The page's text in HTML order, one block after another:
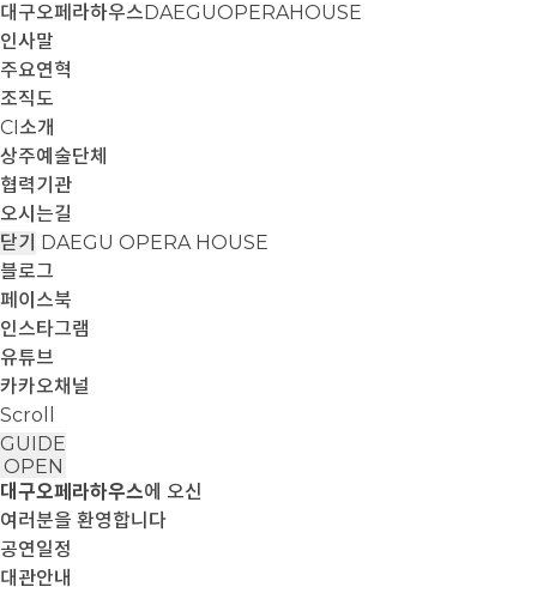
대구오페라하우스DAEGUOPERAHOUSE
인사말
주요연혁
조직도
CI소개
상주예술단체
협력기관
오시는길
닫기 DAEGU OPERA HOUSE
블로그
페이스북
인스타그램
유튜브
카카오채널
Scroll
GUIDE
OPEN
대구오페라하우스에 오신
여러분을 환영합니다
공연일정
대관안내